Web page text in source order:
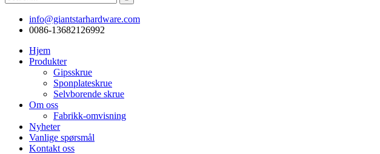
info@giantstarhardware.com
0086-13682126992
Hjem
Produkter
Gipsskrue
Sponplateskrue
Selvborende skrue
Om oss
Fabrikk-omvisning
Nyheter
Vanlige spørsmål
Kontakt oss